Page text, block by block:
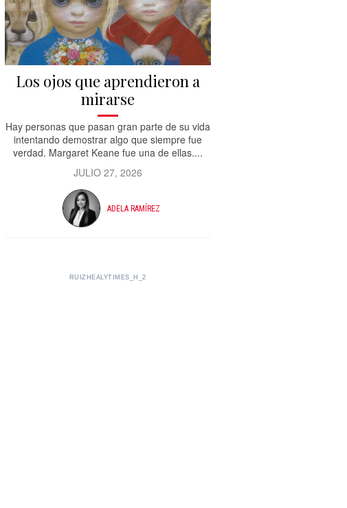
Los ojos que aprendieron a
mirarse
Hay personas que pasan gran parte de su vida
intentando demostrar algo que siempre fue
verdad. Margaret Keane fue una de ellas....
JULIO 27, 2026
ADELA RAMÍREZ
RUIZHEALYTIMES_H_2